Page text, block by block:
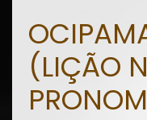
Cepandu
(Lição
nº6)
(LIÇÃO